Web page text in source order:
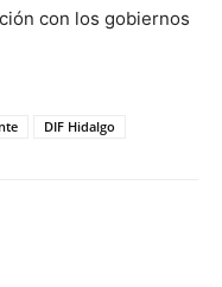
con los gobiernos
DIF Hidalgo